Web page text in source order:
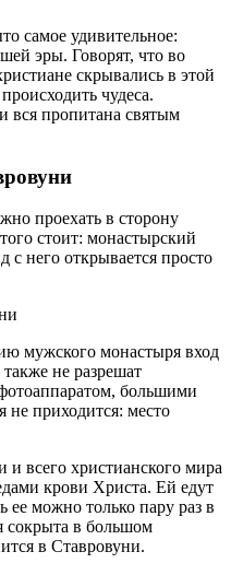
самое удивительное:
эры. Говорят, что во
скрывались в этой
чудеса.
вся пропитана святым
проехать в сторону
стоит: монастырский
с него открывается просто
мужского монастыря вход
не разрешат
большими
не приходится: место
и всего христианского мира
крови Христа. Ей едут
ее можно только пару раз в
сокрыта в большом
в Ставровуни.